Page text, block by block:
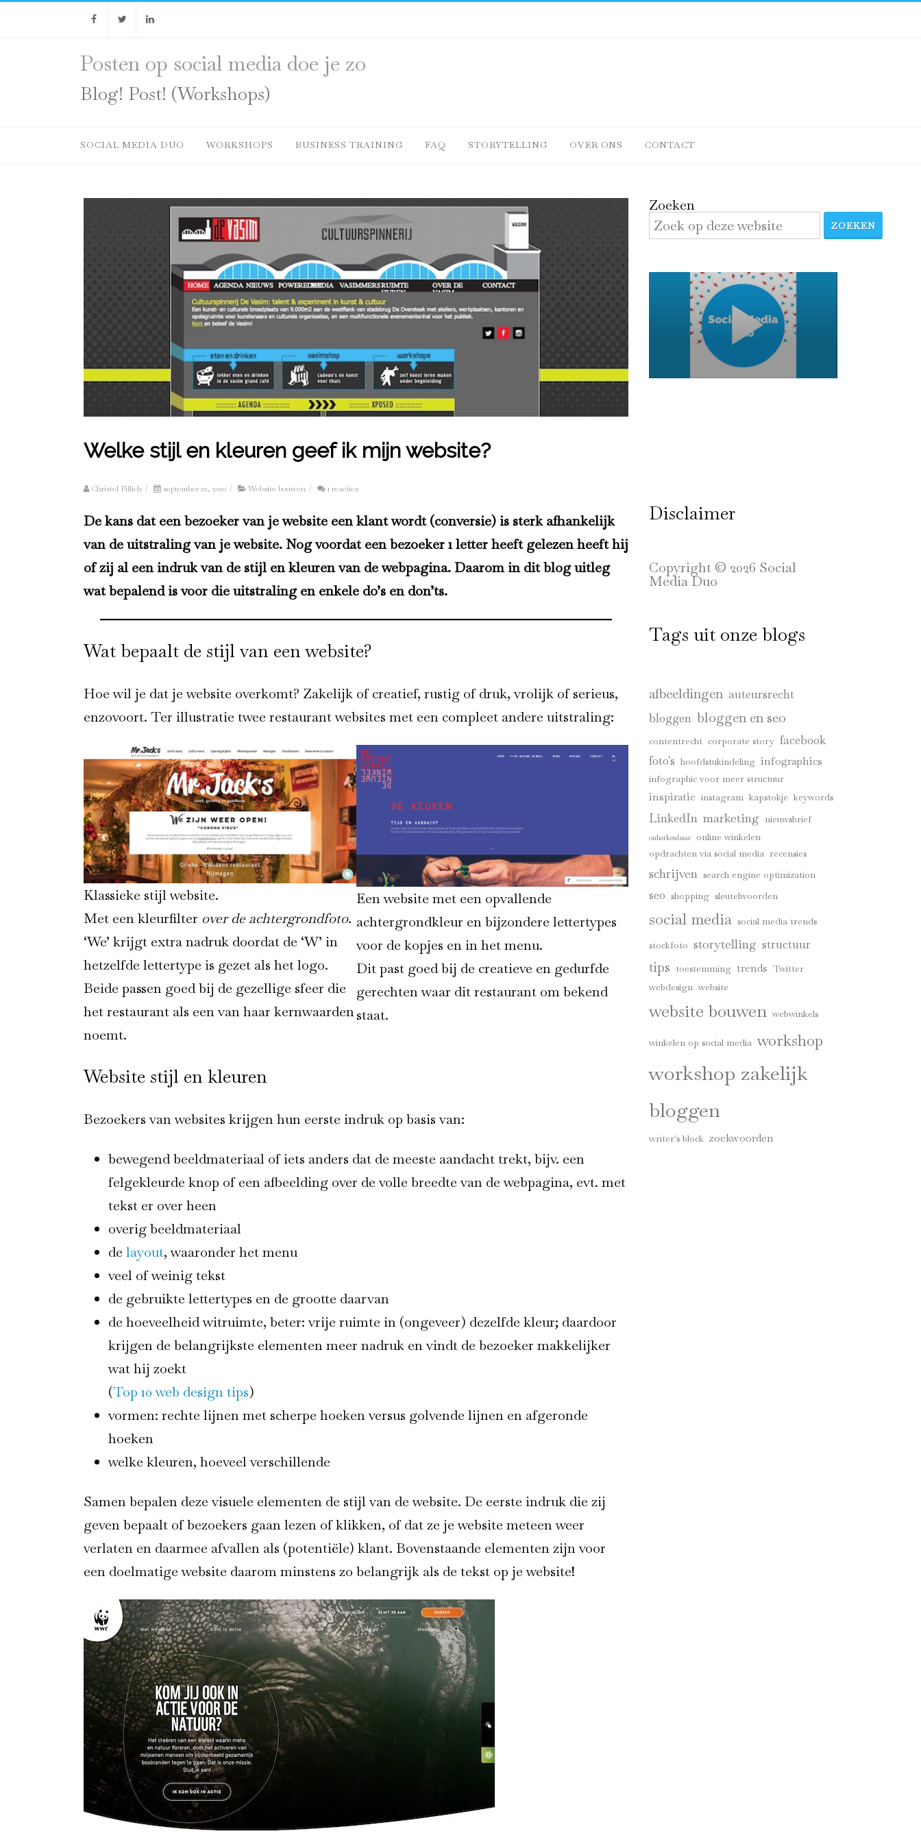
FacebookTwitter
Posten op social media doe je zo
Blog! Post! (Workshops)
SOCIAL MEDIA DUO WORKSHOPS BUSINESS TRAINING FAQ STORYTELLING OVER ONS CONTACT
Welke stijl en kleuren geef ik mijn website?
Christel Pillich / september 22, 2020 / Website bouwen / 1 reacties
De kans dat een bezoeker van je website een klant wordt (conversie) is sterk afhankelijk
van de uitstraling van je website. Nog voordat een bezoeker 1 letter heeft gelezen heeft hij
of zij al een indruk van de stijl en kleuren van de webpagina. Daarom in dit blog uitleg
wat bepalend is voor die uitstraling en enkele do’s en don’ts.
Wat bepaalt de stijl van een website?
Hoe wil je dat je website overkomt? Zakelijk of creatief, rustig of druk, vrolijk of serieus,
enzovoort. Ter illustratie twee restaurant websites met een compleet andere uitstraling:
Klassieke stijl website.
Met een kleurfilter over de achtergrondfoto.
‘We’ krijgt extra nadruk doordat de ‘W’ in
hetzelfde lettertype is gezet als het logo.
Beide passen goed bij de gezellige sfeer die
het restaurant als een van haar kernwaarden
noemt.
Een website met een opvallende
achtergrondkleur en bijzondere lettertypes
voor de kopjes en in het menu.
Dit past goed bij de creatieve en gedurfde
gerechten waar dit restaurant om bekend
staat.
Website stijl en kleuren
Bezoekers van websites krijgen hun eerste indruk op basis van:
bewegend beeldmateriaal of iets anders dat de meeste aandacht trekt, bijv. een
felgekleurde knop of een afbeelding over de volle breedte van de webpagina, evt. met
tekst er over heen
overig beeldmateriaal
de layout, waaronder het menu
veel of weinig tekst
de gebruikte lettertypes en de grootte daarvan
de hoeveelheid witruimte, beter: vrije ruimte in (ongeveer) dezelfde kleur; daardoor
krijgen de belangrijkste elementen meer nadruk en vindt de bezoeker makkelijker
wat hij zoekt
(Top 10 web design tips)
vormen: rechte lijnen met scherpe hoeken versus golvende lijnen en afgeronde
hoeken
welke kleuren, hoeveel verschillende
Samen bepalen deze visuele elementen de stijl van de website. De eerste indruk die zij
geven bepaalt of bezoekers gaan lezen of klikken, of dat ze je website meteen weer
verlaten en daarmee afvallen als (potentiële) klant. Bovenstaande elementen zijn voor
een doelmatige website daarom minstens zo belangrijk als de tekst op je website!
Zoeken
ZOEKEN
Disclaimer
Copyright © 2026 Social
Media Duo
Tags uit onze blogs
afbeeldingen auteursrecht
bloggen bloggen en seo
contentrecht corporate story facebook
foto's hoofdstukindeling infographics
infographic voor meer structuur
inspiratie instagram kapstokje keywords
LinkedIn marketing nieuwsbrief
onherkenbaar
online winkelen
opdrachten via social media recensies
schrijven search engine optimization
seo shopping sleutelwoorden
social media social media trends
stockfoto storytelling structuur
tips toestemming trends Twitter
webdesign website
website bouwen webwinkels
winkelen op social media workshop
workshop zakelijk
bloggen
writer's block zoekwoorden